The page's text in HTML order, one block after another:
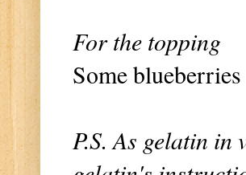
For the topping
Some blueberries
P.S. As gelatin